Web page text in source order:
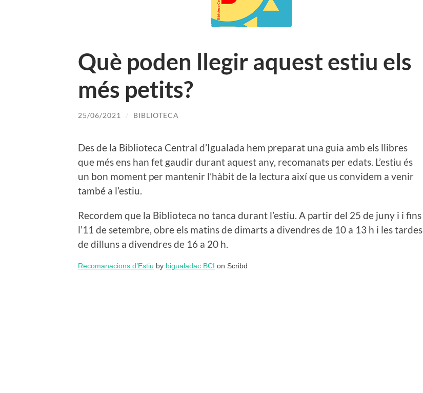
Què poden llegir aquest estiu els
més petits?
25/06/2021 / BIBLIOTECA
Des de la Biblioteca Central d’Igualada hem preparat una guia amb els llibres
que més ens han fet gaudir durant aquest any, recomanats per edats. L’estiu és
un bon moment per mantenir l’hàbit de la lectura així que us convidem a venir
també a l’estiu.
Recordem que la Biblioteca no tanca durant l’estiu. A partir del 25 de juny i i fins
l’11 de setembre, obre els matins de dimarts a divendres de 10 a 13 h i les tardes
de dilluns a divendres de 16 a 20 h.
Recomanacions d’Estiu by bigualadac BCI on Scribd